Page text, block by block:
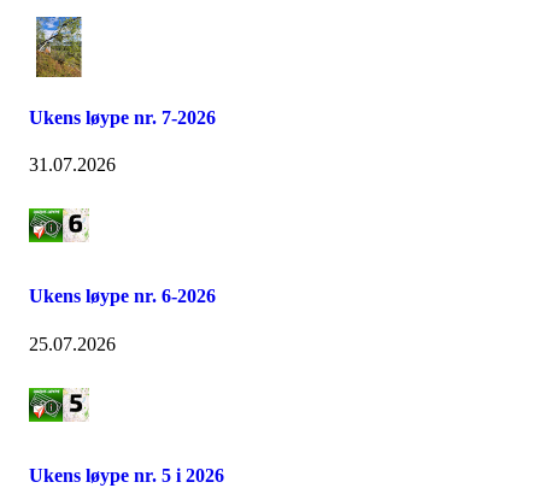
Ukens løype nr. 7-2026
31.07.2026
Ukens løype nr. 6-2026
25.07.2026
Ukens løype nr. 5 i 2026